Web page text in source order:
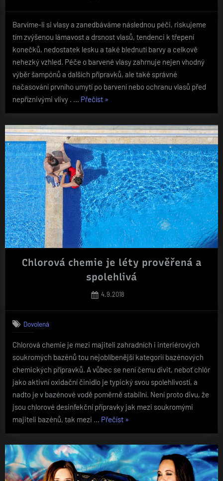
Barvíme-li si vlasy a zanedbáváme následnou péči, riskujeme
tím zvýšenou lámavost a drsnost vlasů, tendenci k třepení
konečků, nedostatek lesku a také blednutí barvy a celkově
nehezký vzhled. Péče o barvené vlasy zahrnuje nejen vhodný
výběr šampónů a dalších přípravků, ale také správné
načasování prvního umytí po barvení nebo ochranu vlasů před
nepříznivými vlivy . … Přečíst„Domácí
o
vlasy
po
barvení“
»
Chlorová chemie je léty prověřená a
spolehlivá
Posted
4.9.2018
Dovolená
Chlorová chemie je mezi majiteli zahradních i interiérových
soukromých bazénů tou nejoblíbenější kategorií bazénových
chemických přípravků. A vůbec se není čemu divit, neboť chlór
jako aktivní oxidační činidlo je typický svou spolehlivostí, a
nadto je v bazénové vodě poměrně stabilní. Není proto divu, že
jsou chlorové desinfekční přípravky jak mezi soukromými
majiteli bazénů, tak mezi … Přečíst„Chlorová
je
léty
prověřená
»